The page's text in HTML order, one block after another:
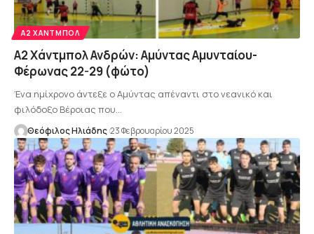
Α2 ΧΑΝΤΜΠΟΛ
Α2 Χάντμπολ Ανδρών: Αμύντας Αμυνταίου-
Φέρωνας 22-29 (φώτο)
Ένα ημίχρονο άντεξε ο Αμύντας απέναντι στο νεανικό και
φιλόδοξο Βέροιας που…
Θεόφιλος Ηλιάδης 23 Φεβρουαρίου 2025